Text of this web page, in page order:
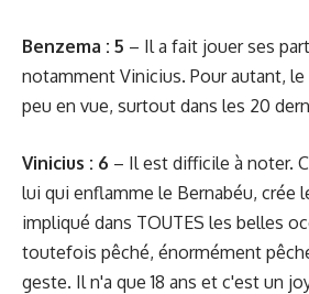
Benzema : 5 – Il a fait jouer ses
notamment Vinicius. Pour autant, le
peu en vue, surtout dans les 20
Vinicius : 6 – Il est difficile à noter.
lui qui enflamme le Bernabéu, crée
impliqué dans TOUTES les belles
toutefois pêché, énormément
geste. Il n'a que 18 ans et c'est un